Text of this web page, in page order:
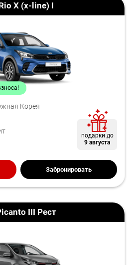
X (x-line) I
Корея
подарки до
9 августа
Забронировать
III Рест